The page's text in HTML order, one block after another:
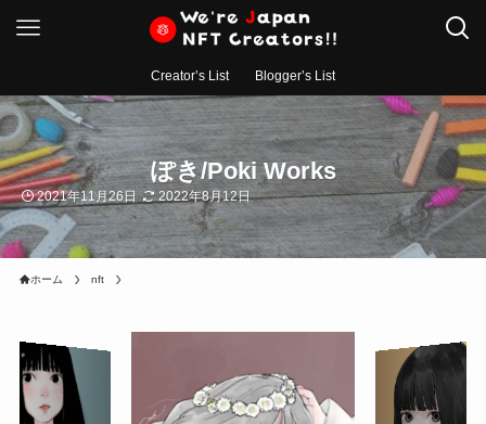
Creator’s List Blogger’s List
ぽき/Poki Works
2021年11月26日 2022年8月12日
ホーム nft